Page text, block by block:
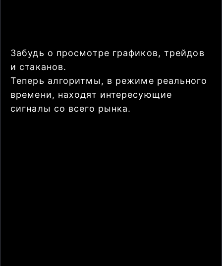
Забудь о просмотре графиков, трейдов
и стаканов.
Теперь алгоритмы, в режиме реального
времени, находят интересующие
сигналы со всего рынка.